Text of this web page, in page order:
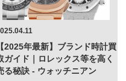
【2025年最新】ブランド時計買
ガイド｜ロレックス等を高く
る秘訣 - ウォッチニアン